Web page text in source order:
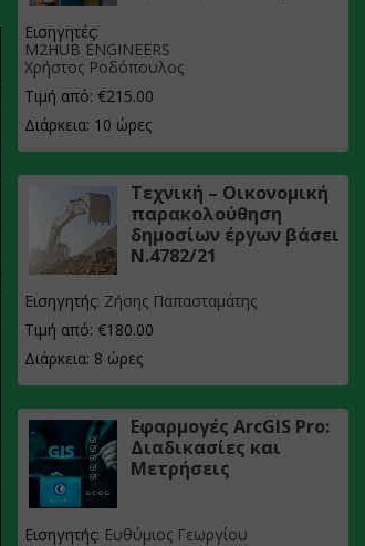
κωδικού
Εισηγητές:
M2HUB ENGINEERS
Χρήστος Ροδόπουλος
Τιμή από: €215.00
Διάρκεια: 10 ώρες
Τεχνική – Οικονομική
παρακολούθηση
δημοσίων έργων βάσει
Ν.4782/21
Εισηγητής: Ζήσης Παπασταμάτης
Τιμή από: €180.00
Διάρκεια: 8 ώρες
Εφαρμογές ArcGIS Pro:
Διαδικασίες και
Μετρήσεις
Εισηγητής: Ευθύμιος Γεωργίου